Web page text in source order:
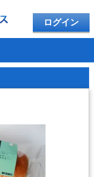
ログイン